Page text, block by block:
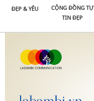
ĐẸP & YÊU
CỘNG ĐỒNG TỰ
TIN ĐẸP